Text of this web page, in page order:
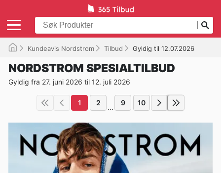
Kundeavis Nordstrom Tilbud Gyldig til 12.07.2026
NORDSTROM SPESIALTILBUD
Gyldig fra 27. juni 2026 til 12. juli 2026
1 2 ... 9 10